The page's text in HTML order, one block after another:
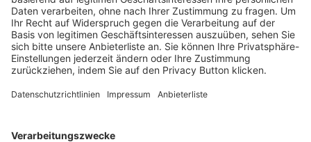
Trainerbörse
Login SpielPlus
FOLGE DEM BFV